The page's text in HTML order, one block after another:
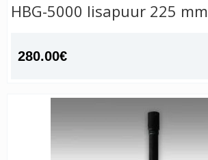
HBG-5000 lisapuur 225 mm
280.00€